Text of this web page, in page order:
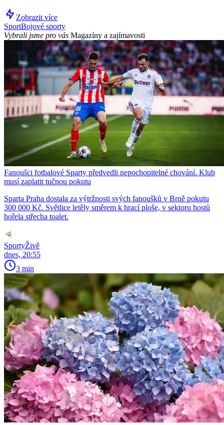
Zobrazit více
SportBojové sporty
Vybrali jsme pro vás Magazíny a zajímavosti
Fanoušci fotbalové Sparty předvedli nepochopitelné chování. Klub
musí zaplatit tučnou pokutu
Sparta Praha dostala za výtržnosti svých fanoušků v Brně pokutu
300 000 Kč. Světlice letěly směrem k hrací ploše, v sektoru hostů
hořela střecha toalet.
SportyŽivě
dnes, 20:55
3 min